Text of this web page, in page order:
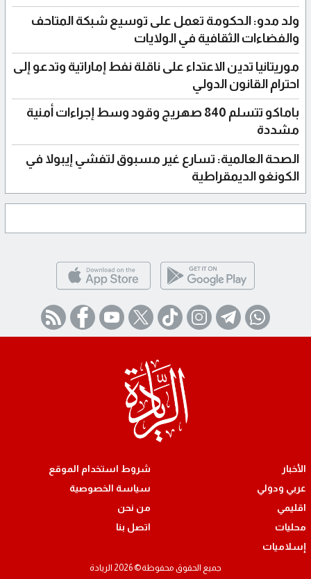
ولد مدو: الحكومة تعمل على توسيع شبكة المتاحف
والفضاءات الثقافية في الولايات
موريتانيا تدين الاعتداء على ناقلة نفط إماراتية وتدعو إلى
احترام القانون الدولي
باماكو تتسلم 840 صهريج وقود وسط إجراءات أمنية
مشددة
الصحة العالمية: تسارع غير مسبوق لتفشي إيبولا في
الكونغو الديمقراطية
الأخبار
عربي ودولي
اقليمي
محليات
إسلاميات
شروط استخدام الموقع
سياسة الخصوصية
من نحن
اتصل بنا
جميع الحقوق محفوظة© 2026 الريادة